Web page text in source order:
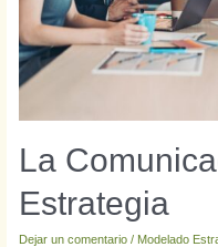
La
Estrategia
Dejar un comentario / Modelado